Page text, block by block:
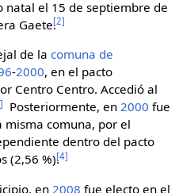
natal el 15 de septiembre de
Gaete.[2]
de la comuna de
-2000, en el pacto
Centro Centro. Accedió al
] Posteriormente, en 2000 fue
misma comuna, por el
dentro del pacto
(2,56 %).[4]
en 2008 fue electo en el